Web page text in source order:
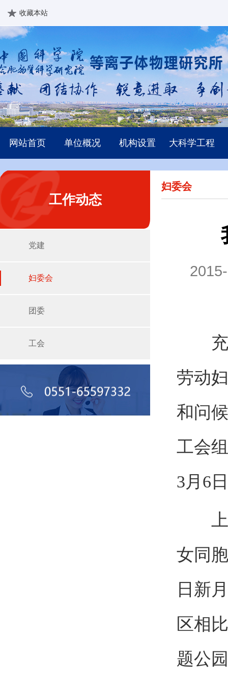
收藏本站
网站首页 单位概况 机构设置 大科学工程
工作动态
党建
妇委会
团委
工会
妇委会
充满
劳动
和问
工会
3月6
上午
女同
日新
区相
题公